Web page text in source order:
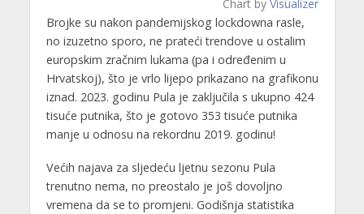
Chart by Visualizer
Brojke su nakon pandemijskog lockdowna rasle,
no izuzetno sporo, ne prateći trendove u ostalim
europskim zračnim lukama (pa i određenim u
Hrvatskoj), što je vrlo lijepo prikazano na grafikonu
iznad. 2023. godinu Pula je zaključila s ukupno 424
tisuće putnika, što je gotovo 353 tisuće putnika
manje u odnosu na rekordnu 2019. godinu!
Većih najava za sljedeću ljetnu sezonu Pula
trenutno nema, no preostalo je još dovoljno
vremena da se to promjeni. Godišnja statistika